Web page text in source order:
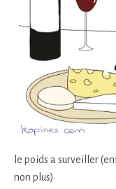
le poids a surveiller
non plus)